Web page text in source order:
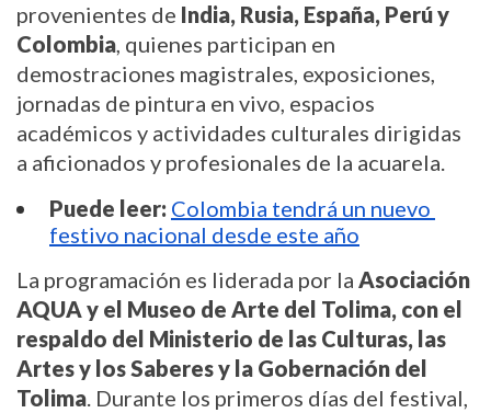
provenientes de India, Rusia, España, Perú y
Colombia, quienes participan en
demostraciones magistrales, exposiciones,
jornadas de pintura en vivo, espacios
académicos y actividades culturales dirigidas
a aficionados y profesionales de la acuarela.
Puede leer: Colombia tendrá un nuevo
festivo nacional desde este año
La programación es liderada por la Asociación
AQUA y el Museo de Arte del Tolima, con el
respaldo del Ministerio de las Culturas, las
Artes y los Saberes y la Gobernación del
Tolima. Durante los primeros días del festival,